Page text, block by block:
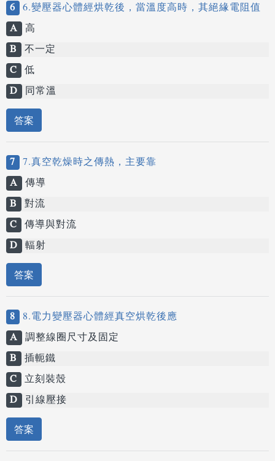
6 6.變壓器心體經烘乾後，當溫度高時，其絕緣電阻值
A 高
B 不一定
C 低
D 同常溫
答案
7 7.真空乾燥時之傳熱，主要靠
A 傳導
B 對流
C 傳導與對流
D 輻射
答案
8 8.電力變壓器心體經真空烘乾後應
A 調整線圈尺寸及固定
B 插軛鐵
C 立刻裝殼
D 引線壓接
答案